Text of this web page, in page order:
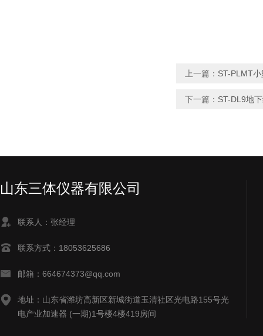
上一篇： ST-PLMT
下一篇： ST-DL9地
山东三体仪器有限公司
联系人：张经理
联系方式：18053625686
邮箱：664674373@qq.com
地址：山东省潍坊高新区新城街道玉清社区光电路155号光
电产业加速器 (一期)1号楼4楼419房间